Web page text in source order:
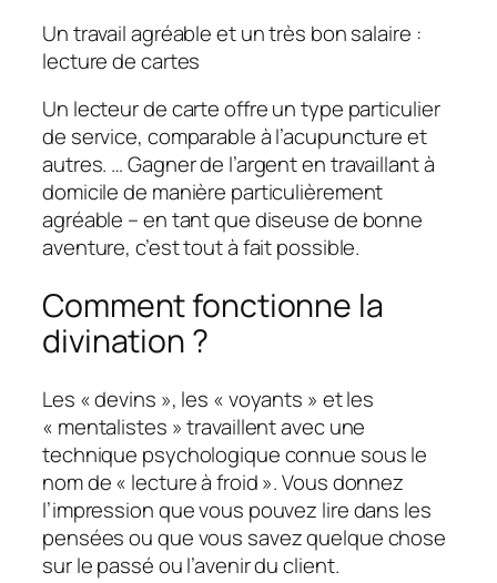
Un travail agréable et un très bon salaire :
lecture de cartes
Un lecteur de carte offre un type particulier
de service, comparable à l’acupuncture et
autres. … Gagner de l’argent en travaillant à
domicile de manière particulièrement
agréable – en tant que diseuse de bonne
aventure, c’est tout à fait possible.
Comment fonctionne la
divination ?
Les « devins », les « voyants » et les
« mentalistes » travaillent avec une
technique psychologique connue sous le
nom de « lecture à froid ». Vous donnez
l’impression que vous pouvez lire dans les
pensées ou que vous savez quelque chose
sur le passé ou l’avenir du client.